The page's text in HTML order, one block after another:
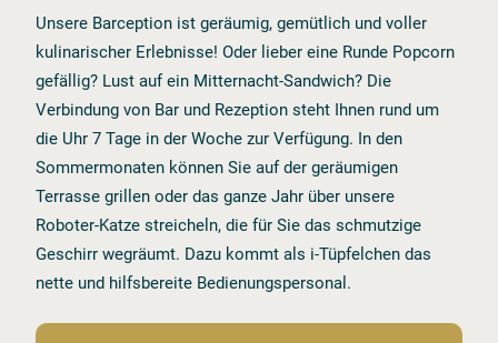
Unsere Barception ist geräumig, gemütlich und voller
kulinarischer Erlebnisse! Oder lieber eine Runde Popcorn
gefällig? Lust auf ein Mitternacht⁠⁠⁠⁠-⁠⁠⁠⁠Sandwich? Die
Verbindung von Bar und Rezeption steht Ihnen rund um
die Uhr 7 Tage in der Woche zur Verfügung. In den
Sommermonaten können Sie auf der geräumigen
Terrasse grillen oder das ganze Jahr über unsere
Roboter⁠⁠⁠⁠-⁠⁠⁠⁠Katze streicheln, die für Sie das schmutzige
Geschirr wegräumt. Dazu kommt als i⁠⁠⁠⁠-⁠⁠⁠⁠Tüpfelchen das
nette und hilfsbereite Bedienungspersonal.